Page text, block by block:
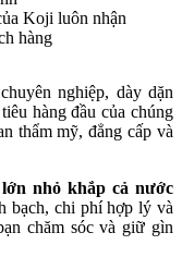
Koji luôn nhận
hàng
nghiệp, dày dặn
hàng đầu của chúng
thẩm mỹ, đẳng cấp và
nhỏ khắp cả nước
bạch, chi phí hợp lý và
chăm sóc và giữ gìn